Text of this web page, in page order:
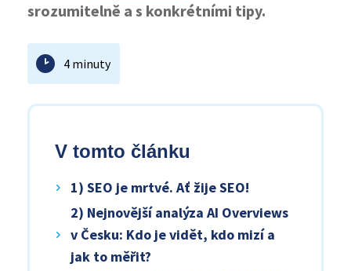
srozumitelně a s konkrétními tipy.
4 minuty
V tomto článku
1) SEO je mrtvé. Ať žije SEO!
2) Nejnovější analýza AI Overviews
v Česku: Kdo je vidět, kdo mizí a
jak to měřit?